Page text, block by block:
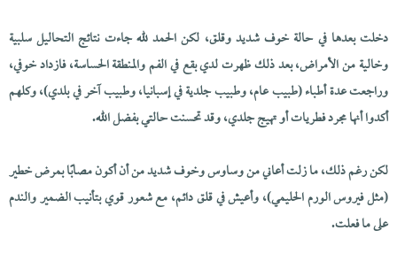
دخلت بعدها في حالة خوف شديد وقلق، لكن الحمد لله جاءت نتائج التحاليل سلبية
وخالية من الأمراض، بعد ذلك ظهرت لدي بقع في الفم والمنطقة الحساسة، فازداد خوفي،
وراجعت عدة أطباء (طبيب عام، وطبيب جلدية في إسبانيا، وطبيب آخر في بلدي)، وكلهم
أكدوا أنها مجرد فطريات أو تهيج جلدي، وقد تحسنت حالتي بفضل الله.
لكن رغم ذلك، ما زلت أعاني من وساوس وخوف شديد من أن أكون مصابًا بمرض خطير
(مثل فيروس الورم الحليمي)، وأعيش في قلق دائم، مع شعور قوي بتأنيب الضمير والندم
على ما فعلت.